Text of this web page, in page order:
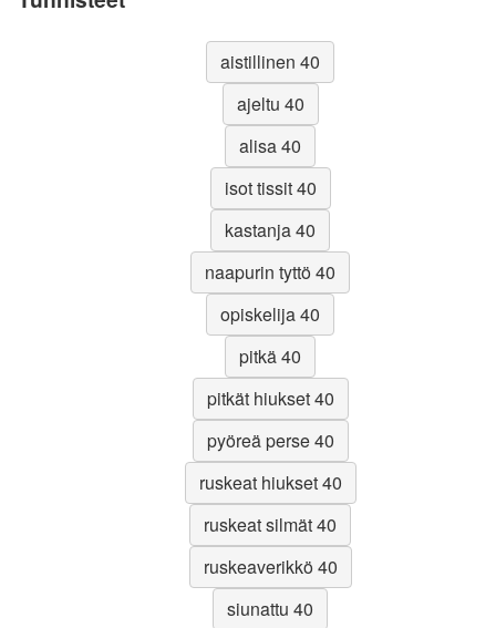
aistillinen 40
ajeltu 40
alisa 40
isot tissit 40
kastanja 40
naapurin tyttö 40
opiskelija 40
pitkä 40
pitkät hiukset 40
pyöreä perse 40
ruskeat hiukset 40
ruskeat silmät 40
ruskeaverikkö 40
siunattu 40